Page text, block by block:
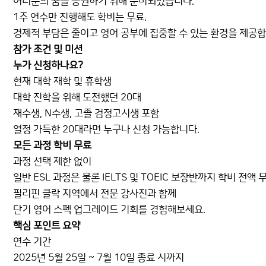
1주 연수만 진행해도 학비는 무료.
경제적 부담은 줄이고 영어 공부에 집중할 수 있는 환경을 제공합
참가 조건 및 미션
누가 신청하나요?
현재 대학 재학 및 휴학생
대학 진학을 위해 도전했던 20대
재수생, N수생, 고졸 검정고시생 포함
열정 가득한 20대라면 누구나 신청 가능합니다.
모든 과정 학비 무료
과정 선택 제한 없이
일반 ESL 과정은 물론 IELTS 및 TOEIC 보장반까지 학비 전액
필리핀 클락 지역에서 전문 강사진과 함께
단기 영어 스펙 업그레이드 기회를 경험해보세요.
핵심 포인트 요약
연수 기간
2025년 5월 25일 ~ 7월 10일 종료 시까지